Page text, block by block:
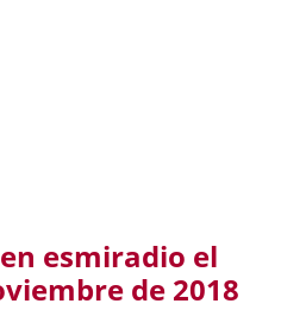
esmiradio el
de 2018